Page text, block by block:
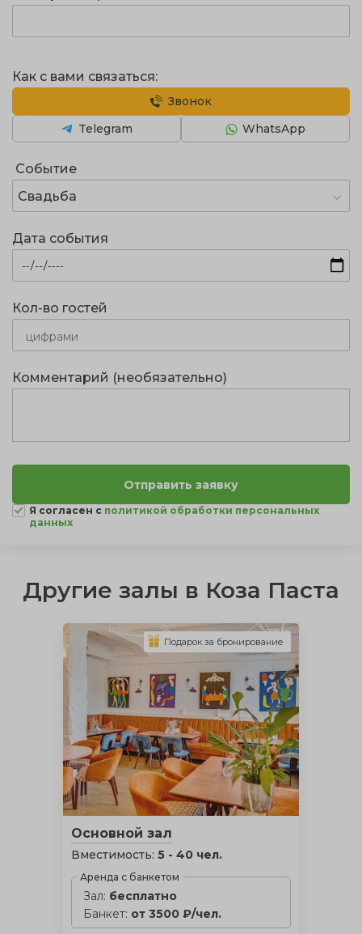
Событие
Свадьба
Дата события
Кол-во гостей
Как с вами связаться:
Звонок
WhatsApp
Telegram
Комментарий (необязательно)
Я согласен с политикой обработки персональных
данных
Другие залы в Коза Паста
Основной зал
Вместимость: 5 - 40 чел.
Аренда с банкетом
Зал: бесплатно
Банкет: от 3500 ₽/чел.
Подарок за бронирование